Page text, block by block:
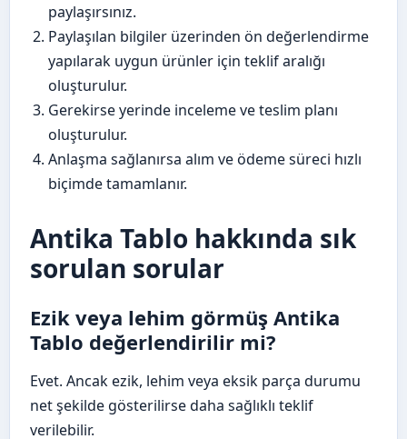
paylaşırsınız.
Paylaşılan bilgiler üzerinden ön değerlendirme
yapılarak uygun ürünler için teklif aralığı
oluşturulur.
Gerekirse yerinde inceleme ve teslim planı
oluşturulur.
Anlaşma sağlanırsa alım ve ödeme süreci hızlı
biçimde tamamlanır.
Antika Tablo hakkında sık
sorulan sorular
Ezik veya lehim görmüş Antika
Tablo değerlendirilir mi?
Evet. Ancak ezik, lehim veya eksik parça durumu
net şekilde gösterilirse daha sağlıklı teklif
verilebilir.